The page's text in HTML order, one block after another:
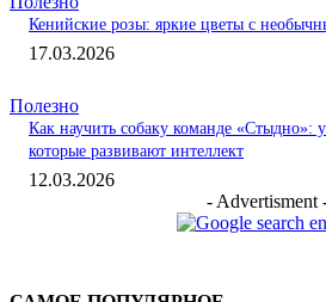
Кенийские розы: яркие цветы с
17.03.2026
Полезно
Как научить собаку команде «Стыдно»:
которые развивают интеллект
12.03.2026
- Advertisment